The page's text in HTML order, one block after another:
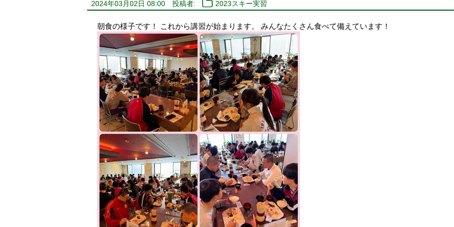
2024年03月02日 08:00 投稿者: 2023スキー実習
朝食の様子です！ これから講習が始まります。 みんなたくさん食べて備えています！